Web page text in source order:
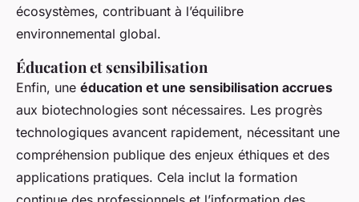
écosystèmes, contribuant à l’équilibre
environnemental global.
Éducation et sensibilisation
Enfin, une éducation et une sensibilisation accrues
aux biotechnologies sont nécessaires. Les progrès
technologiques avancent rapidement, nécessitant une
compréhension publique des enjeux éthiques et des
applications pratiques. Cela inclut la formation